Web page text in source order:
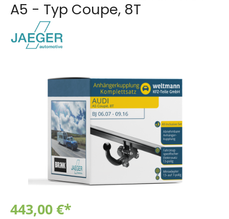
A5 - Typ Coupe, 8T
Bildergalerie überspringen
443,00 €*